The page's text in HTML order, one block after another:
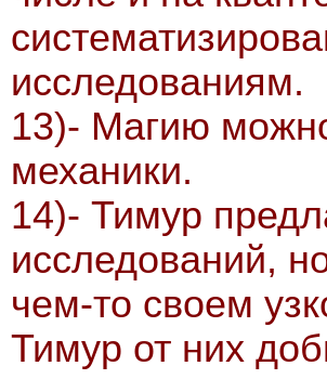
исследованиям.
13)- Магию
механики.
14)- Тимур
исследований,
чем-то своем
Тимур от них